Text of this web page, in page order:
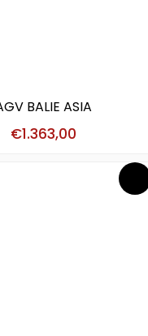
BALIE ASIA
€1.363,00